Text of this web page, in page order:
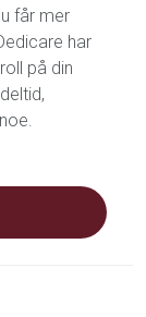
får mer
har
på din